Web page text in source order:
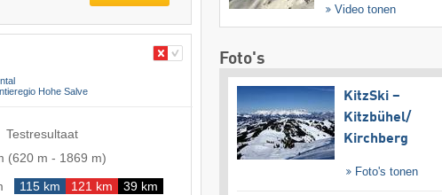
Hohe Salve
Testresultaat
(620 m - 1869 m)
115 km 121 km 39 km
Video tonen
Foto's
KitzSki –
Kitzbühel/​
Kirchberg
Foto's tonen